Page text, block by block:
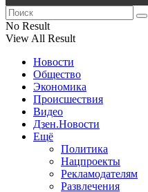
No Result
View All Result
Новости
Общество
Экономика
Происшествия
Видео
Дзен.Новости
Ещё
Политика
Нацпроекты
Рекламодателям
Развлечения